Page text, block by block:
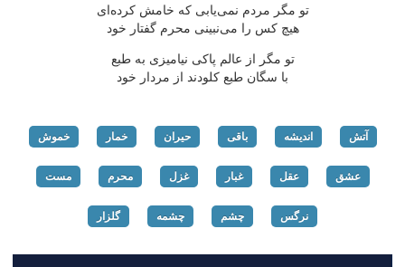
تو مگر مردم نمی‌یابی كه خامش كرده‌ای
هیچ كس را می‌نبینی محرم گفتار خود
تو مگر از عالم پاكی نیامیزی به طبع
با سگان طبع كلودند از مردار خود
آتش اندیشه باقی حیران خمار خموش
عشق عقل غبار غزل محرم مست
نرگس چشم چشمه گلزار